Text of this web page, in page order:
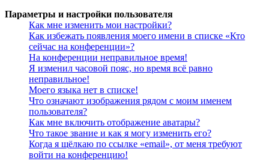
Параметры и настройки пользователя
Как мне изменить мои настройки?
Как избежать появления моего имени в списке «Кто
сейчас на конференции»?
На конференции неправильное время!
Я изменил часовой пояс, но время всё равно
неправильное!
Моего языка нет в списке!
Что означают изображения рядом с моим именем
пользователя?
Как мне включить отображение аватары?
Что такое звание и как я могу изменить его?
Когда я щёлкаю по ссылке «email», от меня требуют
войти на конференцию!